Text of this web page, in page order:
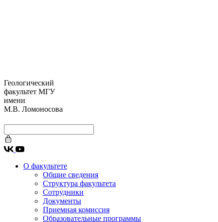
Геологический
факультет МГУ
имени
М.В. Ломоносова
О факультете
Общие сведения
Структура факультета
Сотрудники
Документы
Приемная комиссия
Образовательные программы